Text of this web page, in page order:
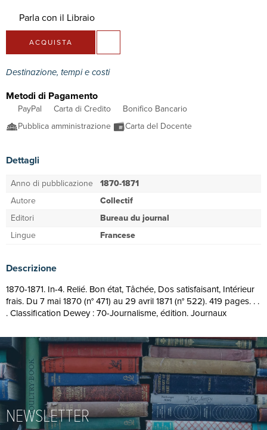
Parla con il Libraio
ACQUISTA
Destinazione, tempi e costi
Metodi di Pagamento
PayPal Carta di Credito
Bonifico Bancario
Pubblica amministrazione
Carta del Docente
Dettagli
Anno di pubblicazione 1870-1871
Autore
Collectif
Editori
Bureau du journal
Lingue
Francese
Descrizione
1870-1871. In-4. Relié. Bon état, Tâchée, Dos satisfaisant, Intérieur
frais. Du 7 mai 1870 (n° 471) au 29 avril 1871 (n° 522). 419 pages. . .
. Classification Dewey : 70-Journalisme, édition. Journaux
NEWSLETTER